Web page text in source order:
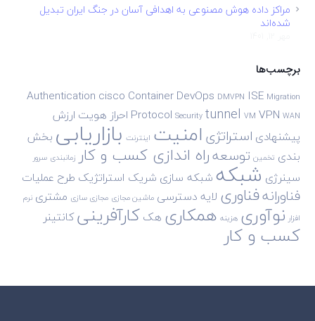
مراکز داده هوش مصنوعی به اهدافی آسان در جنگ ایران تبدیل
شده‌اند
برچسب‌ها
Authentication cisco ContainerDevOps DMVPN ISE Migration
Protocol Security tunnel VM VPN WAN احراز هویت ارزش
پیشنهادی استراتژی امنیت اینترنت بازاریابیبخش
بندی تخمین توسعهراه اندازی کسب و کار زمانبندی سرور
سینرژی شبکه شبکه سازی شریک استراتژیک طرح عملیات
فناورانهفناوری لایه دسترسی ماشین مجازی مجازی سازی مشتری نرم
افزار نوآوری هزینه همکاری هککارآفرینیکانتینر
کسب و کار